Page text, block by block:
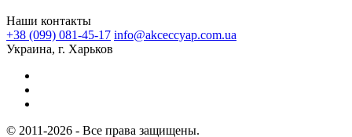
Наши контакты
+38 (099) 081-45-17 info@akceccyap.com.ua
Украина, г. Харьков
© 2011-2026 - Все права защищены.